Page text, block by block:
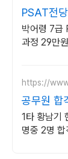
PSAT전당 합격의법학원 7급 PSAT
실전서 출
박어령 7급
과정 29만원
https://
공무원 합
률 71%
1타 황남기
명중 2명